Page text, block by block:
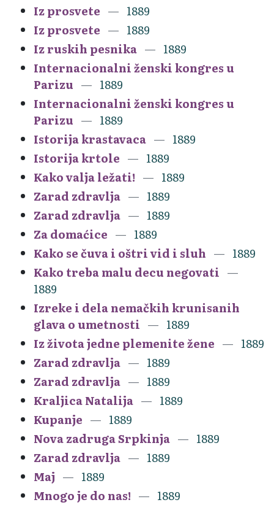
Iz prosvete
1889
Iz prosvete
1889
Iz ruskih pesnika
1889
Internacionalni ženski kongres u
Parizu
1889
Internacionalni ženski kongres u
Parizu
1889
Istorija krastavaca
1889
Istorija krtole
1889
Kako valja ležati!
1889
Zarad zdravlja
1889
Zarad zdravlja
1889
Za domaćice
1889
Kako se čuva i oštri vid i sluh
1889
Kako treba malu decu negovati
1889
Izreke i dela nemačkih krunisanih
glava o umetnosti
1889
Iz života jedne plemenite žene
1889
Zarad zdravlja
1889
Zarad zdravlja
1889
Kraljica Natalija
1889
Kupanje
1889
Nova zadruga Srpkinja
1889
Zarad zdravlja
1889
Maj
1889
Mnogo je do nas!
1889